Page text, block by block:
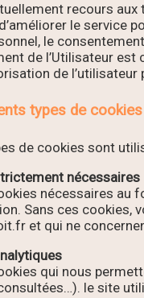
recours
le service
le
de l’Utilisateur
de
types de cookies
de cookies sont
nécessaires
nécessaires au
Sans ces cookies,
et qui ne
qui nous
le site